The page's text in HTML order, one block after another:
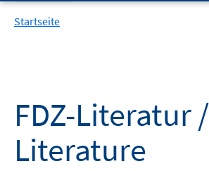
Startseite
FDZ-Literatur
Literature